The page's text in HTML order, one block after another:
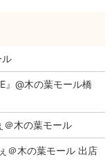
ル
』@木の葉モール橋
＠木の葉モール
＠木の葉モール 出店